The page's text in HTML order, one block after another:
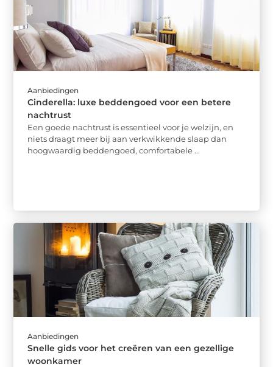
Aanbiedingen
Cinderella: luxe beddengoed voor een betere
nachtrust
Een goede nachtrust is essentieel voor je welzijn, en
niets draagt meer bij aan verkwikkende slaap dan
hoogwaardig beddengoed, comfortabele ...
Aanbiedingen
Snelle gids voor het creëren van een gezellige
woonkamer